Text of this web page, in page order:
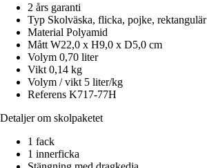
2 års garanti
Typ Skolväska, flicka, pojke, rektangulär
Material Polyamid
Mått W22,0 x H9,0 x D5,0 cm
Volym 0,70 liter
Vikt 0,14 kg
Volym / vikt 5 liter/kg
Referens K717-77H
Detaljer om skolpaketet
1 fack
1 innerficka